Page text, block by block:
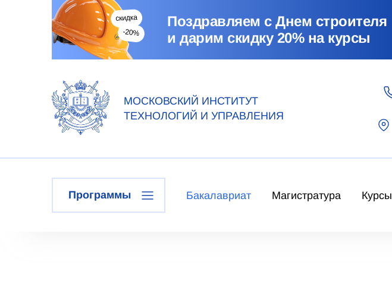
Поздравляем с Днем строителя
и дарим скидку 20% на курсы
МОСКОВСКИЙ ИНСТИТУТ
ТЕХНОЛОГИЙ И УПРАВЛЕНИЯ
Программы Бакалавриат Магистратура Курсы